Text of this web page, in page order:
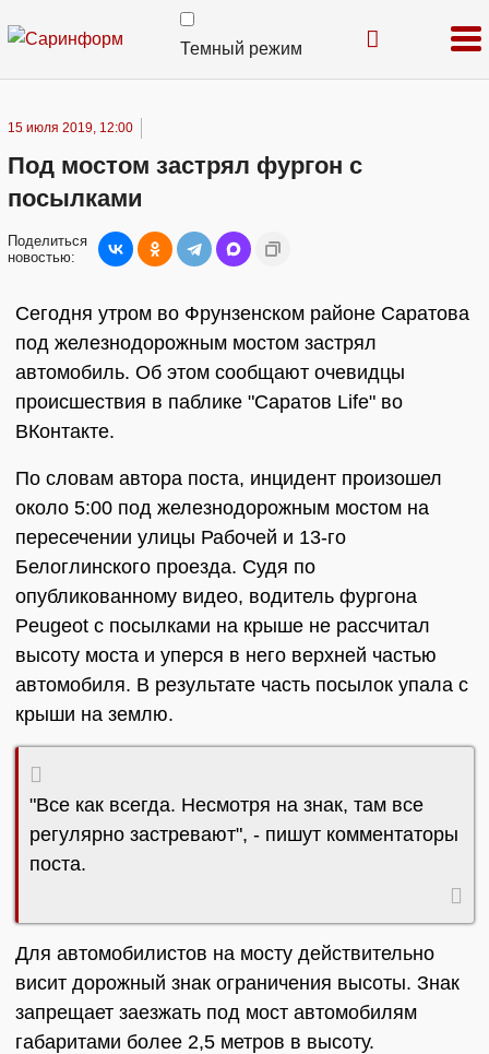
Темный режим
15 июля 2019, 12:00
Под мостом застрял фургон с
посылками
Поделиться
новостью:
Сегодня утром во Фрунзенском районе Саратова
под железнодорожным мостом застрял
автомобиль. Об этом сообщают очевидцы
происшествия в паблике "Саратов Life" во
ВКонтакте.
По словам автора поста, инцидент произошел
около 5:00 под железнодорожным мостом на
пересечении улицы Рабочей и 13-го
Белоглинского проезда. Судя по
опубликованному видео, водитель фургона
Peugeot с посылками на крыше не рассчитал
высоту моста и уперся в него верхней частью
автомобиля. В результате часть посылок упала с
крыши на землю.
"Все как всегда. Несмотря на знак, там все
регулярно застревают", - пишут комментаторы
поста.
Для автомобилистов на мосту действительно
висит дорожный знак ограничения высоты. Знак
запрещает заезжать под мост автомобилям
габаритами более 2,5 метров в высоту.